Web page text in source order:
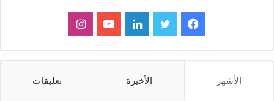
ي
و
ي
و
ن
الأشهر الأخيرة تعليقات